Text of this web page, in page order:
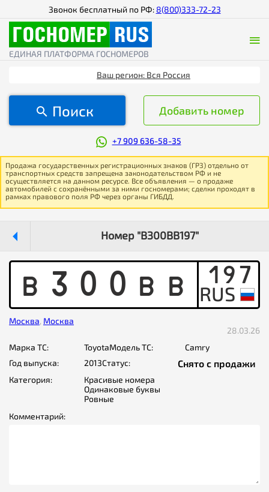
Звонок бесплатный по РФ: 8(800)333-72-23
ЕДИНАЯ ПЛАТФОРМА ГОСНОМЕРОВ
Ваш регион: Вся Россия
Поиск Добавить номер
+7 909 636-58-35
Продажа государственных регистрационных знаков (ГРЗ) отдельно от
транспортных средств запрещена законодательством РФ и не
осуществляется на данном ресурсе. Все объявления — о продаже
автомобилей с сохранёнными за ними госномерами; сделки проходят в
рамках правового поля РФ через органы ГИБДД.
Номер "В300ВВ197"
B 3 0 0 B B 197
Москва, Москва
28.03.26
Марка ТС:
ToyotaМодель ТС:
Camry
Год выпуска:
2013Статус: Снято с продажи
Категория:
Красивые номера
Одинаковые буквы
Ровные
Комментарий: